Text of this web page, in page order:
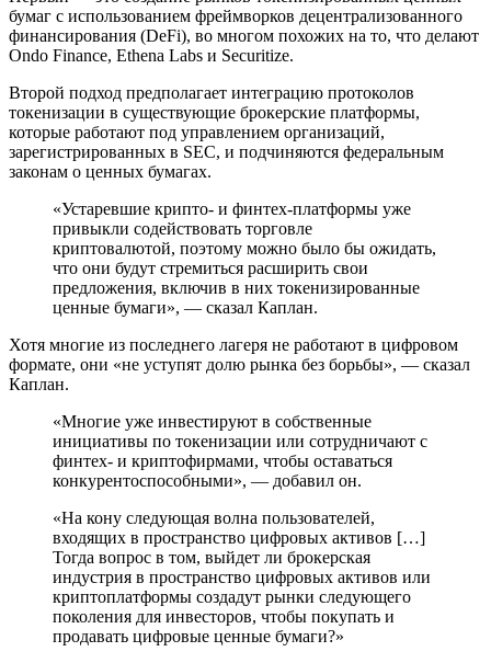
бумаг с использованием фреймворков децентрализованного
финансирования (DeFi), во многом похожих на то, что делают
Ondo Finance, Ethena Labs и Securitize.
Второй подход предполагает интеграцию протоколов
токенизации в существующие брокерские платформы,
которые работают под управлением организаций,
зарегистрированных в SEC, и подчиняются федеральным
законам о ценных бумагах.
«Устаревшие крипто- и финтех-платформы уже
привыкли содействовать торговле
криптовалютой, поэтому можно было бы ожидать,
что они будут стремиться расширить свои
предложения, включив в них токенизированные
ценные бумаги», — сказал Каплан.
Хотя многие из последнего лагеря не работают в цифровом
формате, они «не уступят долю рынка без борьбы», — сказал
Каплан.
«Многие уже инвестируют в собственные
инициативы по токенизации или сотрудничают с
финтех- и криптофирмами, чтобы оставаться
конкурентоспособными», — добавил он.
«На кону следующая волна пользователей,
входящих в пространство цифровых активов […]
Тогда вопрос в том, выйдет ли брокерская
индустрия в пространство цифровых активов или
криптоплатформы создадут рынки следующего
поколения для инвесторов, чтобы покупать и
продавать цифровые ценные бумаги?»